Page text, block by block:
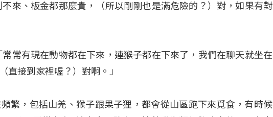
來、板金都那麼貴，（所以剛剛也是滿危險的？）對，如果有對
常有現在動物都在下來，連猴子都在下來了，我們在聊天就坐在
直接到家裡喔？）對啊。」
繁，包括山羌、猴子跟果子狸，都會從山區跑下來覓食，有時候